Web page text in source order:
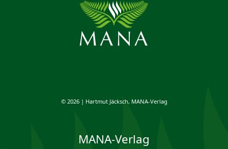
© 2026 | Hartmut Jäcksch, MANA-Verlag
MANA-Verlag